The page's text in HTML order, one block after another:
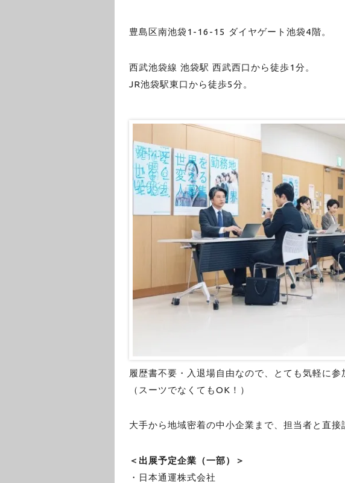
豊島区南池袋1-16-15 ダイヤゲート池袋4階。
西武池袋線 池袋駅 西武西口から徒歩1分。
JR池袋駅東口から徒歩5分。
履歴書不要・入退場自由なので、とても気軽に参
（スーツでなくてもOK！）
大手から地域密着の中小企業まで、担当者と直接
＜出展予定企業（一部）＞
・日本通運株式会社